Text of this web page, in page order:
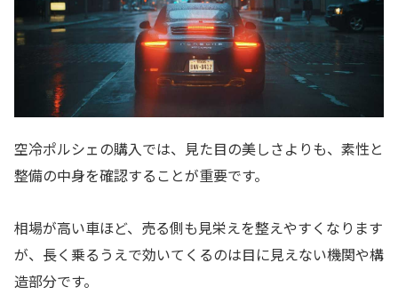
空冷ポルシェの購入では、見た目の美しさよりも、素性と
整備の中身を確認することが重要です。
相場が高い車ほど、売る側も見栄えを整えやすくなります
が、長く乗るうえで効いてくるのは目に見えない機関や構
造部分です。